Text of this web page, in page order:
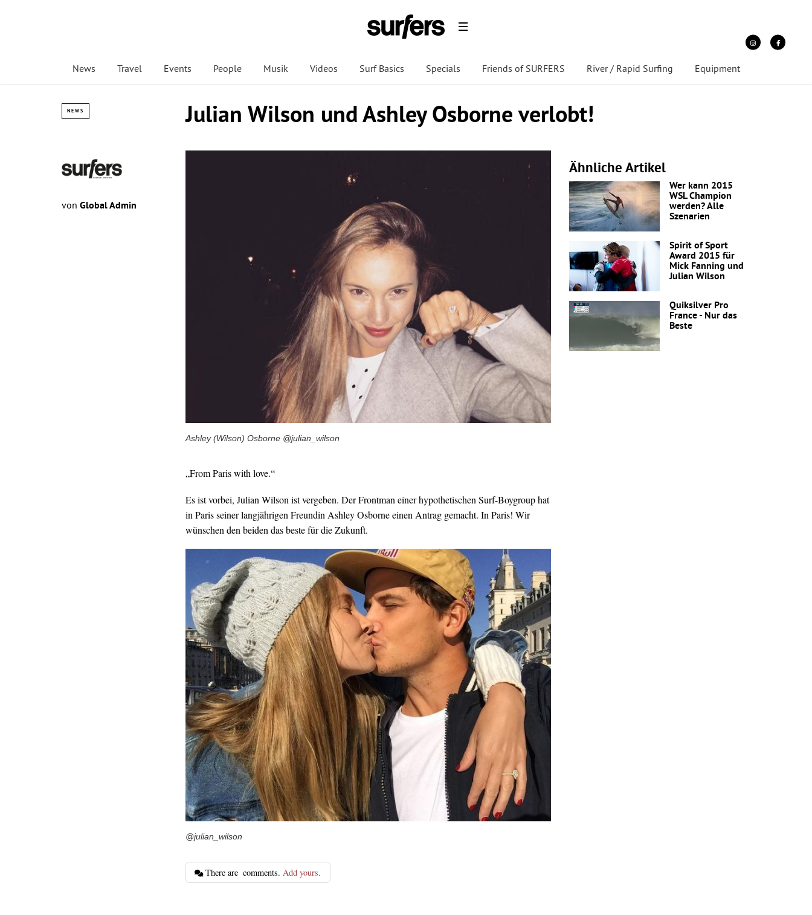
News Travel Events People Musik Videos Surf Basics Specials Friends of SURFERS River / Rapid Surfing Equipment
NEWS Julian Wilson und Ashley Osborne verlobt!
von Global Admin
Ashley (Wilson) Osborne @julian_wilson
„From Paris with love.“
Es ist vorbei, Julian Wilson ist vergeben. Der Frontman einer hypothetischen Surf-Boygroup hat
in Paris seiner langjährigen Freundin Ashley Osborne einen Antrag gemacht. In Paris! Wir
wünschen den beiden das beste für die Zukunft.
@julian_wilson
Ähnliche Artikel
Wer kann 2015
WSL Champion
werden? Alle
Szenarien
Spirit of Sport
Award 2015 für
Mick Fanning und
Julian Wilson
Quiksilver Pro
France - Nur das
Beste
There are comments. Add yours.